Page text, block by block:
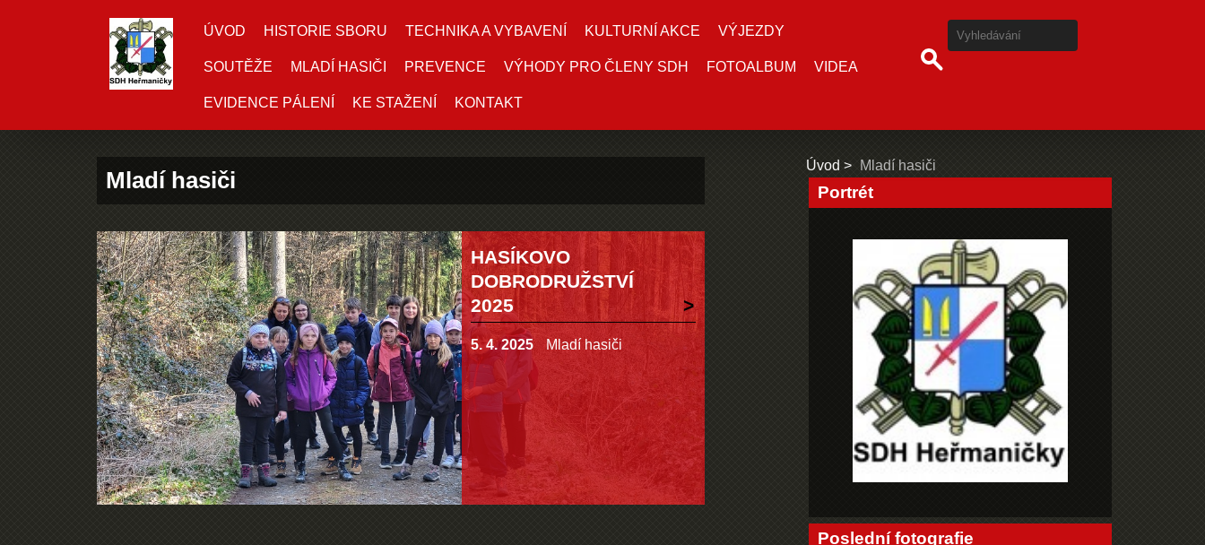
ÚVOD HISTORIE SBORU TECHNIKA A VYBAVENÍ KULTURNÍ AKCE VÝJEZDY
SOUTĚŽE MLADÍ HASIČI PREVENCE VÝHODY PRO ČLENY SDH FOTOALBUM VIDEA
EVIDENCE PÁLENÍ KE STAŽENÍ KONTAKT
Mladí hasiči
HASÍKOVO
DOBRODRUŽSTVÍ
2025
5. 4. 2025 Mladí hasiči
Úvod Mladí hasiči
Portrét
Poslední fotografie